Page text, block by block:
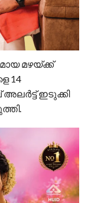
മഴയ്ക്ക്
14
ഇടുക്കി